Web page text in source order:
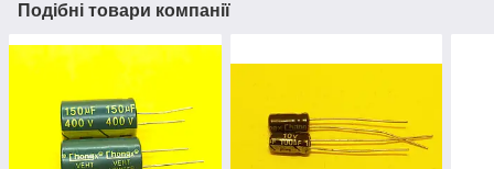
Подібні товари компанії